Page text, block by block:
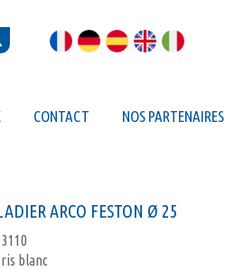
CONTACT NOS PARTENAIRES
ARCO FESTON Ø 25
3110
blanc